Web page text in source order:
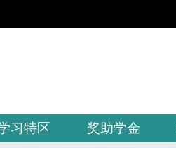
习特区 奖助学金